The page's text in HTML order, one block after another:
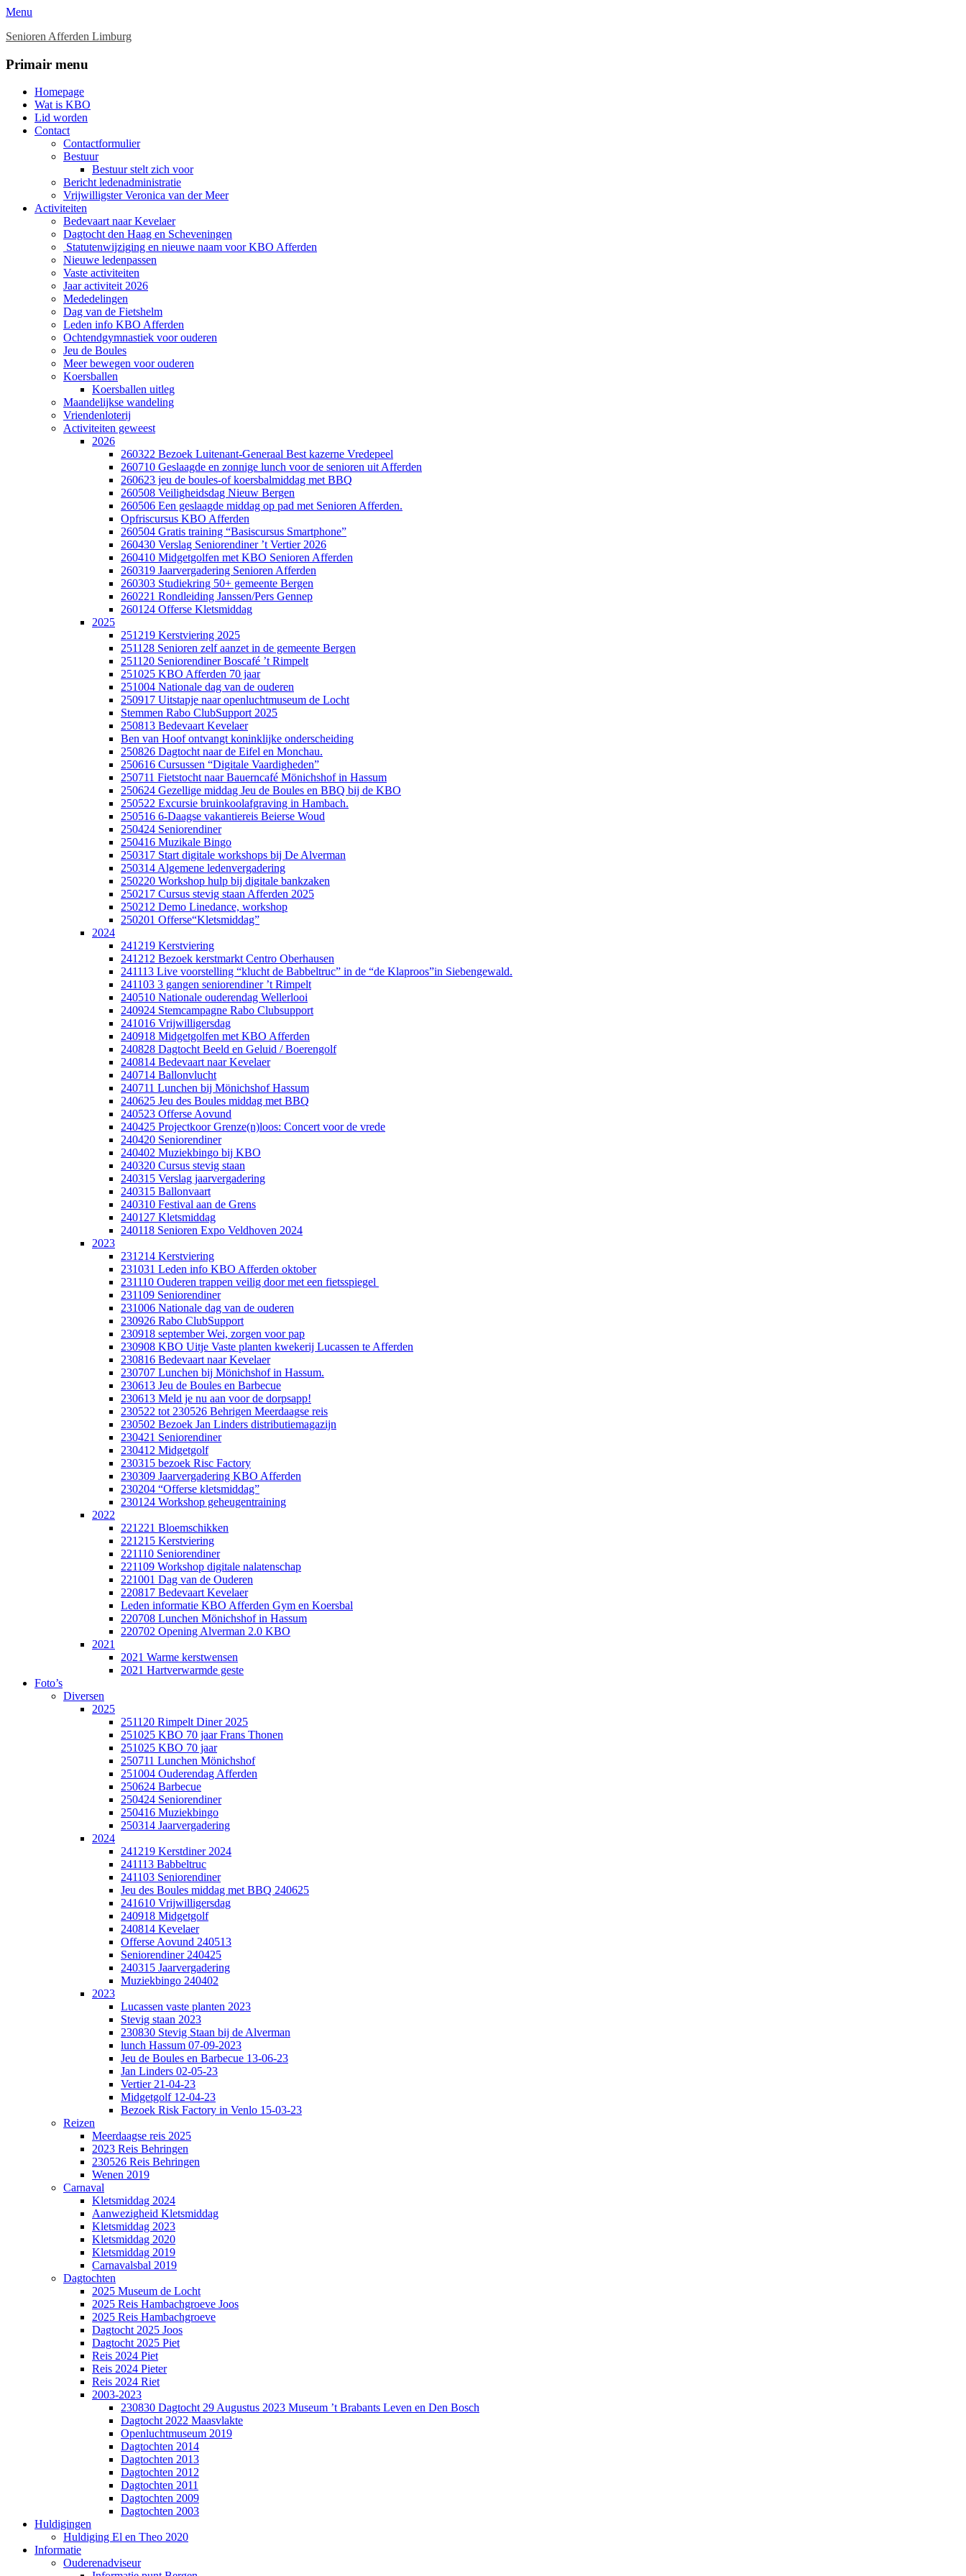
Menu
Senioren Afferden Limburg
Facebook
Primair menu
naar
inhoud
Homepage
Wat is KBO
Lid worden
Contact
Contactformulier
Bestuur
Bestuur stelt zich voor
Bericht ledenadministratie
Vrijwilligster Veronica van der Meer
Activiteiten
Bedevaart naar Kevelaer
Dagtocht den Haag en Scheveningen
Statutenwijziging en nieuwe naam voor KBO Afferden
Nieuwe ledenpassen
Vaste activiteiten
Jaar activiteit 2026
Mededelingen
Dag van de Fietshelm
Leden info KBO Afferden
Ochtendgymnastiek voor ouderen
Jeu de Boules
Meer bewegen voor ouderen
Koersballen
Koersballen uitleg
Maandelijkse wandeling
Vriendenloterij
Activiteiten geweest
2026
260322 Bezoek Luitenant-Generaal Best kazerne Vredepeel
260710 Geslaagde en zonnige lunch voor de senioren uit Afferden
260623 jeu de boules-of koersbalmiddag met BBQ
260508 Veiligheidsdag Nieuw Bergen
260506 Een geslaagde middag op pad met Senioren Afferden.
Opfriscursus KBO Afferden
260504 Gratis training “Basiscursus Smartphone”
260430 Verslag Seniorendiner ’t Vertier 2026
260410 Midgetgolfen met KBO Senioren Afferden
260319 Jaarvergadering Senioren Afferden
260303 Studiekring 50+ gemeente Bergen
260221 Rondleiding Janssen/Pers Gennep
260124 Offerse Kletsmiddag
2025
251219 Kerstviering 2025
251128 Senioren zelf aanzet in de gemeente Bergen
251120 Seniorendiner Boscafé ’t Rimpelt
251025 KBO Afferden 70 jaar
251004 Nationale dag van de ouderen
250917 Uitstapje naar openluchtmuseum de Locht
Stemmen Rabo ClubSupport 2025
250813 Bedevaart Kevelaer
Ben van Hoof ontvangt koninklijke onderscheiding
250826 Dagtocht naar de Eifel en Monchau.
250616 Cursussen “Digitale Vaardigheden”
250711 Fietstocht naar Bauerncafé Mönichshof in Hassum
250624 Gezellige middag Jeu de Boules en BBQ bij de KBO
250522 Excursie bruinkoolafgraving in Hambach.
250516 6-Daagse vakantiereis Beierse Woud
250424 Seniorendiner
250416 Muzikale Bingo
250317 Start digitale workshops bij De Alverman
250314 Algemene ledenvergadering
250220 Workshop hulp bij digitale bankzaken
250217 Cursus stevig staan Afferden 2025
250212 Demo Linedance, workshop
250201 Offerse“Kletsmiddag”
2024
241219 Kerstviering
241212 Bezoek kerstmarkt Centro Oberhausen
241113 Live voorstelling “klucht de Babbeltruc” in de “de Klaproos”in Siebengewald.
241103 3 gangen seniorendiner ’t Rimpelt
240510 Nationale ouderendag Wellerlooi
240924 Stemcampagne Rabo Clubsupport
241016 Vrijwilligersdag
240918 Midgetgolfen met KBO Afferden
240828 Dagtocht Beeld en Geluid / Boerengolf
240814 Bedevaart naar Kevelaer
240714 Ballonvlucht
240711 Lunchen bij Mönichshof Hassum
240625 Jeu des Boules middag met BBQ
240523 Offerse Aovund
240425 Projectkoor Grenze(n)loos: Concert voor de vrede
240420 Seniorendiner
240402 Muziekbingo bij KBO
240320 Cursus stevig staan
240315 Verslag jaarvergadering
240315 Ballonvaart
240310 Festival aan de Grens
240127 Kletsmiddag
240118 Senioren Expo Veldhoven 2024
2023
231214 Kerstviering
231031 Leden info KBO Afferden oktober
231110 Ouderen trappen veilig door met een fietsspiegel
231109 Seniorendiner
231006 Nationale dag van de ouderen
230926 Rabo ClubSupport
230918 september Wei, zorgen voor pap
230908 KBO Uitje Vaste planten kwekerij Lucassen te Afferden
230816 Bedevaart naar Kevelaer
230707 Lunchen bij Mönichshof in Hassum.
230613 Jeu de Boules en Barbecue
230613 Meld je nu aan voor de dorpsapp!
230522 tot 230526 Behrigen Meerdaagse reis
230502 Bezoek Jan Linders distributiemagazijn
230421 Seniorendiner
230412 Midgetgolf
230315 bezoek Risc Factory
230309 Jaarvergadering KBO Afferden
230204 “Offerse kletsmiddag”
230124 Workshop geheugentraining
2022
221221 Bloemschikken
221215 Kerstviering
221110 Seniorendiner
221109 Workshop digitale nalatenschap
221001 Dag van de Ouderen
220817 Bedevaart Kevelaer
Leden informatie KBO Afferden Gym en Koersbal
220708 Lunchen Mönichshof in Hassum
220702 Opening Alverman 2.0 KBO
2021
2021 Warme kerstwensen
2021 Hartverwarmde geste
Foto’s
Diversen
2025
251120 Rimpelt Diner 2025
251025 KBO 70 jaar Frans Thonen
251025 KBO 70 jaar
250711 Lunchen Mönichshof
251004 Ouderendag Afferden
250624 Barbecue
250424 Seniorendiner
250416 Muziekbingo
250314 Jaarvergadering
2024
241219 Kerstdiner 2024
241113 Babbeltruc
241103 Seniorendiner
Jeu des Boules middag met BBQ 240625
241610 Vrijwilligersdag
240918 Midgetgolf
240814 Kevelaer
Offerse Aovund 240513
Seniorendiner 240425
240315 Jaarvergadering
Muziekbingo 240402
2023
Lucassen vaste planten 2023
Stevig staan 2023
230830 Stevig Staan bij de Alverman
lunch Hassum 07-09-2023
Jeu de Boules en Barbecue 13-06-23
Jan Linders 02-05-23
Vertier 21-04-23
Midgetgolf 12-04-23
Bezoek Risk Factory in Venlo 15-03-23
Reizen
Meerdaagse reis 2025
2023 Reis Behringen
230526 Reis Behringen
Wenen 2019
Carnaval
Kletsmiddag 2024
Aanwezigheid Kletsmiddag
Kletsmiddag 2023
Kletsmiddag 2020
Kletsmiddag 2019
Carnavalsbal 2019
Dagtochten
2025 Museum de Locht
2025 Reis Hambachgroeve Joos
2025 Reis Hambachgroeve
Dagtocht 2025 Joos
Dagtocht 2025 Piet
Reis 2024 Piet
Reis 2024 Pieter
Reis 2024 Riet
2003-2023
230830 Dagtocht 29 Augustus 2023 Museum ’t Brabants Leven en Den Bosch
Dagtocht 2022 Maasvlakte
Openluchtmuseum 2019
Dagtochten 2014
Dagtochten 2013
Dagtochten 2012
Dagtochten 2011
Dagtochten 2009
Dagtochten 2003
Huldigingen
Huldiging El en Theo 2020
Informatie
Ouderenadviseur